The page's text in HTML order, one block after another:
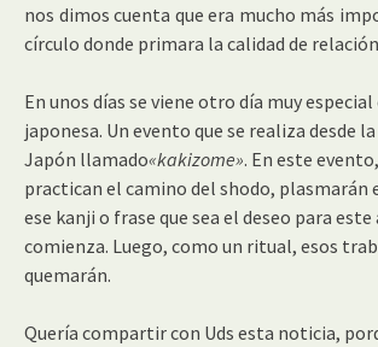
nos dimos cuenta que era mucho más
círculo donde primara la calidad de
En unos días se viene otro día muy
japonesa. Un evento que se realiza desde
Japón llamado«kakizome». En este
practican el camino del shodo, plasmarán
ese kanji o frase que sea el deseo para este
comienza. Luego, como un ritual, esos
quemarán.
Quería compartir con Uds esta noticia,